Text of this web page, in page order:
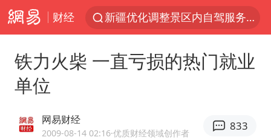
财经
新疆优化调整景区内自驾服务费
《欢迎来龙餐馆》口碑
上四休三，但降薪1000元，你接受吗？
黄金牛市回来了吗
铁力火柴 一直亏损的热门就业
单位
网易财经
2009-08-14 02:16·优质财经领域创作者
833